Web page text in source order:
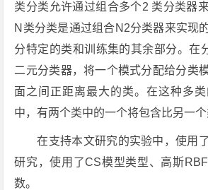
类分类允许通过组合多个2 类分类器
N类分类是通过组合N2分类器来实现
分特定的类和训练集的其余部分。在
二元分类器，将一个模式分配给分类
面之间正距离最大的类。在这种多
中，有两个类中的一个将包含比另一个
在支持本文研究的实验中，使用
研究，使用了CS模型类型、高斯
数。